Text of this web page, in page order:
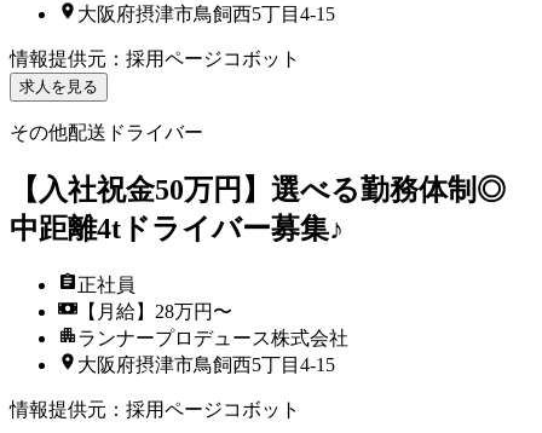
大阪府摂津市鳥飼西5丁目4-15
情報提供元 ： 採用ページコボット
求人を見る
その他配送ドライバー
【入社祝金50万円】選べる勤務体制◎
中距離4tドライバー募集♪
正社員
【月給】28万円〜
ランナープロデュース株式会社
大阪府摂津市鳥飼西5丁目4-15
情報提供元 ： 採用ページコボット